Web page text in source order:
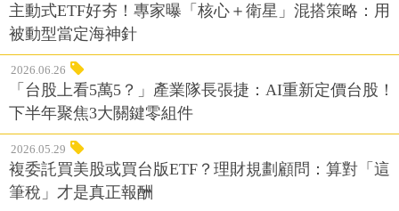
主動式ETF好夯！專家曝「核心＋衛星」混搭策略：用
被動型當定海神針
2026.06.26
「台股上看5萬5？」產業隊長張捷：AI重新定價台股！
下半年聚焦3大關鍵零組件
2026.05.29
複委託買美股或買台版ETF？理財規劃顧問：算對「這
筆稅」才是真正報酬